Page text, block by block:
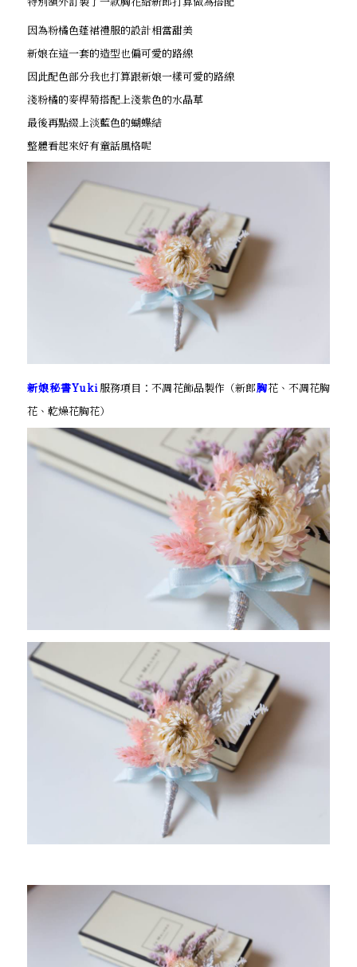
因為粉橘色蓬裙禮服的設計相當甜美
新娘在這一套的造型也偏可愛的路線
因此配色部分我也打算跟新娘一樣可愛的路線
淺粉橘的麥桿菊搭配上淺紫色的水晶草
最後再點綴上淡藍色的蝴蝶結
整體看起來好有童話風格呢
新娘秘書Yuki服務項目：不凋花飾品製作（新郎胸花、不凋花胸
花、乾燥花胸花）